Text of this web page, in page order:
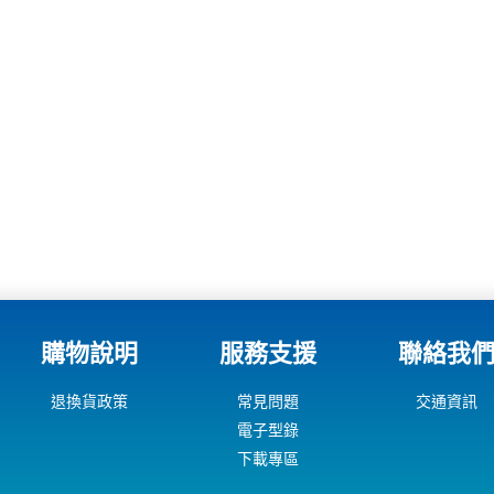
購物說明
退換貨政策
服務支援
常見問題
電子型錄
下載專區
聯絡我們
交通資訊